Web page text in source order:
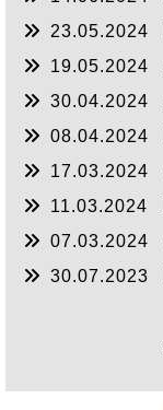
23.05.2024
19.05.2024
30.04.2024
08.04.2024
17.03.2024
11.03.2024
07.03.2024
etmiştir.
30.07.2023